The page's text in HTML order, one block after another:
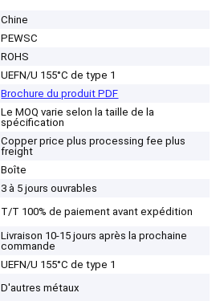
Chine
PEWSC
ROHS
UEFN/U 155°C de type 1
Brochure du produit PDF
Le MOQ varie selon la taille de la
spécification
Copper price plus processing fee plus
freight
Boîte
3 à 5 jours ouvrables
T/T 100% de paiement avant expédition
Livraison 10-15 jours après la prochaine
commande
UEFN/U 155°C de type 1
D'autres métaux